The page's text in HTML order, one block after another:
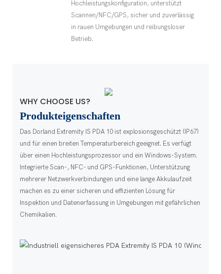
Hochleistungskonfiguration, unterstützt
Scannen/NFC/GPS, sicher und zuverlässig
in rauen Umgebungen und reibungsloser
Betrieb.
WHY CHOOSE US?
Produkteigenschaften
Das Dorland Extremity IS PDA 10 ist explosionsgeschützt (IP67)
und für einen breiten Temperaturbereich geeignet. Es verfügt
über einen Hochleistungsprozessor und ein Windows-System.
Integrierte Scan-, NFC- und GPS-Funktionen, Unterstützung
mehrerer Netzwerkverbindungen und eine lange Akkulaufzeit
machen es zu einer sicheren und effizienten Lösung für
Inspektion und Datenerfassung in Umgebungen mit gefährlichen
Chemikalien.